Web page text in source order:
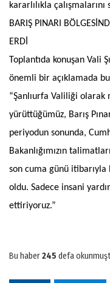
kararlılıkla
BARIŞ PINARI
ERDİ
Toplantıda konuşan Vali
önemli bir açıklamada
“Şanlıurfa Valiliği olarak
yürüttüğümüz, Barış
periyodun sonunda,
Bakanlığımızın
son cuma günü
oldu. Sadece insani
ettiriyoruz.”
Bu haber245 defa